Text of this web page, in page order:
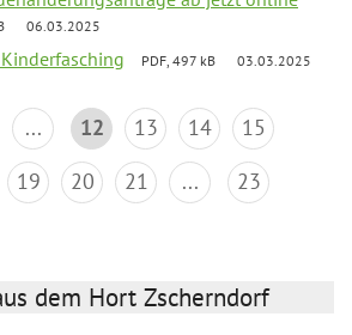
06.03.2025
PDF, 497 kB 03.03.2025
... 12 13 14
15
19 20 21 ... 23
dem Hort Zscherndorf